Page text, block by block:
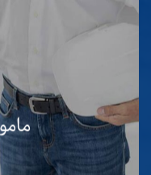
مدیریت شرکت
جلب رضایت
فرآیندهای
لحاظ مراحل
حاکم بر شرکت،
انسان ها و